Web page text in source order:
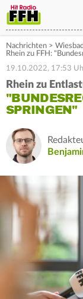
Nachrichten >
Rhein zu FFH:
19.10.2022, 17:53
Rhein zu
SPRINGEN"